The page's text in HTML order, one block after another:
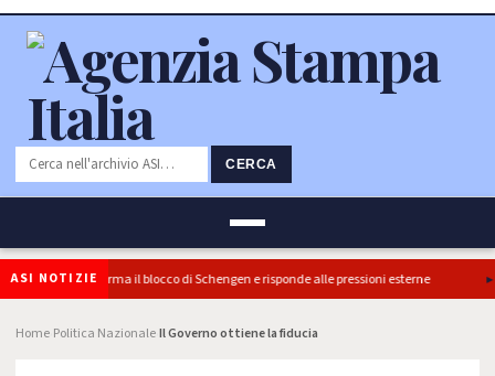
CERCA
ASI NOTIZIE
l’Italia conferma il blocco di Schengen e risponde alle pressioni esterne
Home Politica NazionaleIl Governo ottiene la fiducia